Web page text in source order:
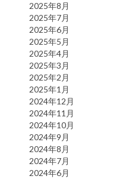
2025年8月
2025年7月
2025年6月
2025年5月
2025年4月
2025年3月
2025年2月
2025年1月
2024年12月
2024年11月
2024年10月
2024年9月
2024年8月
2024年7月
2024年6月